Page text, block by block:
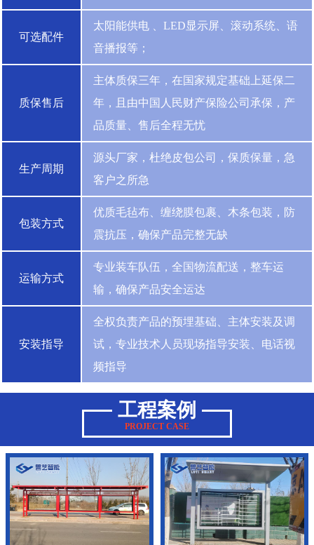
可选配件
太阳能供电 、LED显示屏、滚动系统、语
音播报等；
质保售后
主体质保三年，在国家规定基础上延保二
年，且由中国人民财产保险公司承保，产
品质量、售后全程无忧
生产周期
源头厂家，杜绝皮包公司，保质保量，急
客户之所急
包装方式
优质毛毡布、缠绕膜包裹、木条包装，防
震抗压，确保产品完整无缺
运输方式
专业装车队伍，全国物流配送，整车运
输，确保产品安全运达
安装指导
全权负责产品的预埋基础、主体安装及调
试，专业技术人员现场指导安装、电话视
频指导
工程案例
PROJECT CASE